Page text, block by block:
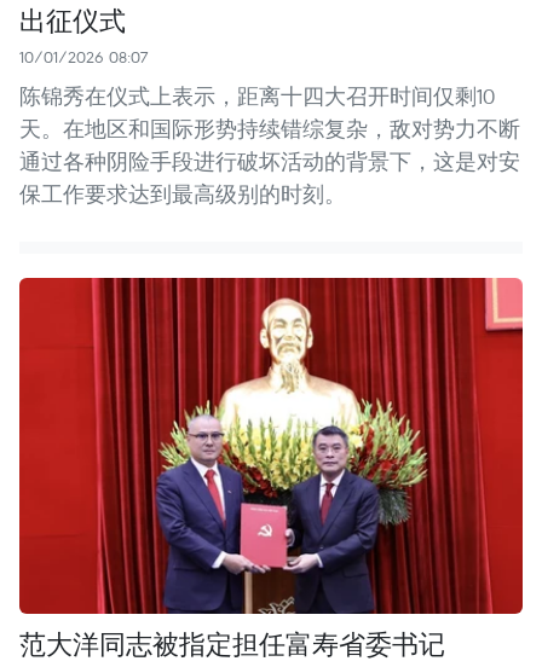
出征仪式
10/01/2026 08:07
陈锦秀在仪式上表示，距离十四大召开时间仅剩10
天。在地区和国际形势持续错综复杂，敌对势力不断
通过各种阴险手段进行破坏活动的背景下，这是对安
保工作要求达到最高级别的时刻。
范大洋同志被指定担任富寿省委书记